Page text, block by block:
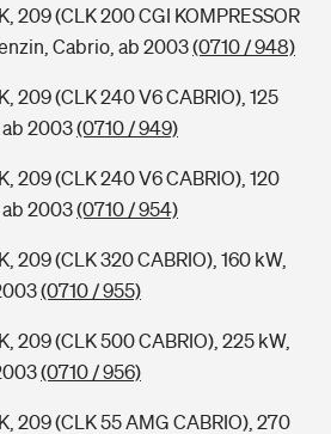
209 (CLK 200 CGI KOMPRESSOR
Cabrio, ab 2003(0710 / 948)
209 (CLK 240 V6 CABRIO), 125
ab 2003(0710 / 949)
209 (CLK 240 V6 CABRIO), 120
ab 2003(0710 / 954)
209 (CLK 320 CABRIO), 160 kW,
(0710 / 955)
209 (CLK 500 CABRIO), 225 kW,
(0710 / 956)
209 (CLK 55 AMG CABRIO), 270